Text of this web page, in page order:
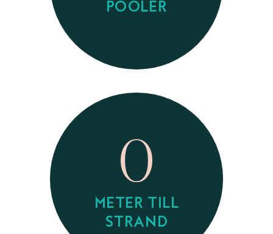
POOLER
0
METER TILL
STRAND